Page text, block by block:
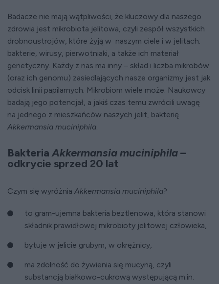
Badacze nie mają wątpliwości, że kluczowy dla naszego
zdrowia jest mikrobiota jelitowa, czyli zespół wszystkich
drobnoustrojów, które żyją w naszym ciele i w jelitach:
bakterie, wirusy, pierwotniaki, a także ich materiał
genetyczny. Każdy z nas ma inny – skład i liczba mikrobów
(oraz ich genomu) zasiedlających nasze organizmy jest jak
odcisk linii papilarnych. Mikrobiom wiele może. Naukowcy
badają jego potencjał, a jakiś czas temu zwrócili uwagę
na jednego z mieszkańców naszych jelit, bakterię
Akkermansia muciniphila.
BakteriaAkkermansia muciniphila–
odkrycie sprzed 20 lat
Czym się wyróżnia Akkermansia muciniphila?
to gram-ujemna bakteria beztlenowa, która stanowi
składnik prawidłowej mikrobioty jelitowej człowieka,
bytuje w jelicie grubym, w okrężnicy,
ma zdolność do żywienia się mucyną, czyli
substancją białkowo-cukrową występującą m.in.